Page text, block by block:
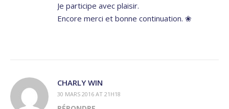
Je participe avec plaisir.
Encore merci et bonne continuation. ❀
CHARLY WIN
30 MARS 2016 AT 21H18